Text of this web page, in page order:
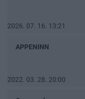
2026. 07. 16. 13:21
APPENINN
2022. 03. 28. 20:00